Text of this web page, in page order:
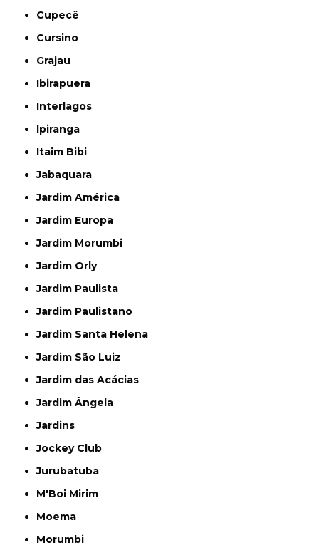
Cupecê
Cursino
Grajau
Ibirapuera
Interlagos
Ipiranga
Itaim Bibi
Jabaquara
Jardim América
Jardim Europa
Jardim Morumbi
Jardim Orly
Jardim Paulista
Jardim Paulistano
Jardim Santa Helena
Jardim São Luiz
Jardim das Acácias
Jardim Ângela
Jardins
Jockey Club
Jurubatuba
M'Boi Mirim
Moema
Morumbi